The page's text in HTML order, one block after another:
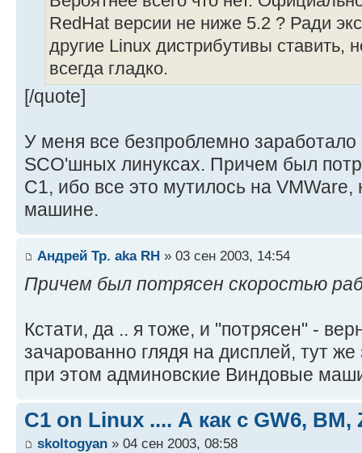
RedHat версии не ниже 5.2 ? Ради
другие Linux дистрибутивы ставить,
всегда гладко.
[/quote]
У меня все безпроблемно
SCO'шных линуксах. Причем был
С1, ибо все это мутилось на
машине.
Андрей Тр. aka RH » 03 сен 2003, 14:54
Причем был потрясен скоростью
Кстати, да .. я тоже, и "потрясен" -
зачарованно глядя на дисплей, тут
при этом админовские Виндовые
C1 on Linux .... А как с GW6,
skoltogyan » 04 сен 2003, 08:58